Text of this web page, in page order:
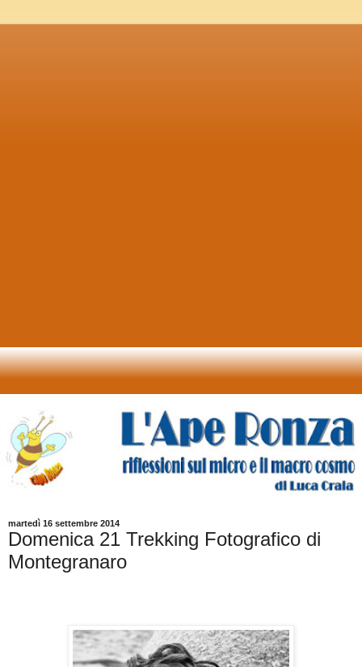
martedì 16 settembre 2014
Domenica 21 Trekking Fotografico di
Montegranaro